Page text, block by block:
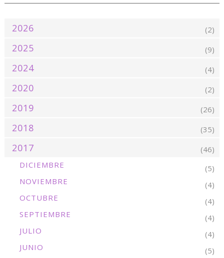
2026 (2)
2025 (9)
2024 (4)
2020 (2)
2019 (26)
2018 (35)
2017
(46)
DICIEMBRE
(5)
NOVIEMBRE
(4)
OCTUBRE
(4)
SEPTIEMBRE
(4)
JULIO
(4)
JUNIO
(5)